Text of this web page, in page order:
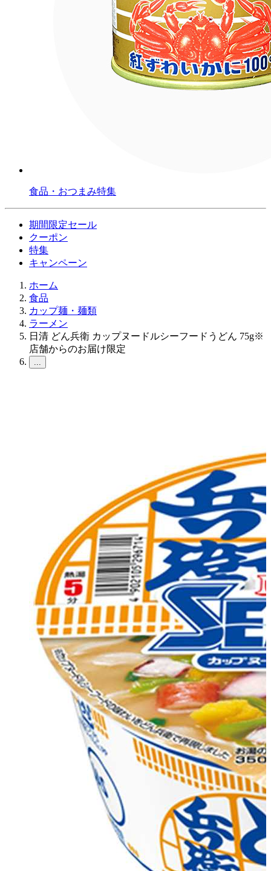
食品・おつまみ特集
期間限定セール
クーポン
特集
キャンペーン
ホーム
食品
カップ麺・麺類
ラーメン
日清 どん兵衛 カップヌードルシーフードうどん 75g※
店舗からのお届け限定
...